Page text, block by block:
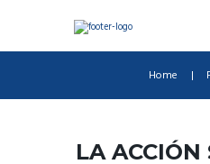
Home
LA ACCIÓN